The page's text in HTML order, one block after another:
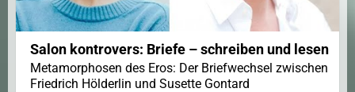
Salon kontrovers: Briefe – schreiben und lesen
Metamorphosen des Eros: Der Briefwechsel zwischen
Friedrich Hölderlin und Susette Gontard